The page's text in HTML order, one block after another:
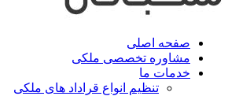
صفحه اصلی
مشاوره تخصصی ملکی
خدمات ما
تنظیم انواع قراداد های ملکی